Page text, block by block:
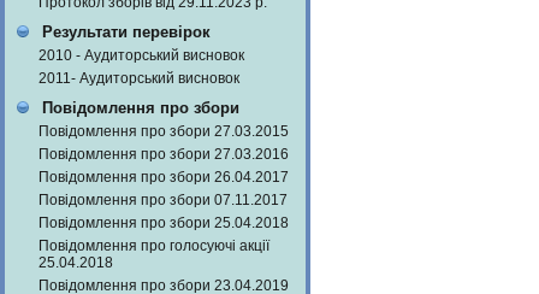
Результати перевірок
2010 - Аудиторський висновок
2011- Аудиторський висновок
Повідомлення про збори
Повідомлення про збори 27.03.2015
Повідомлення про збори 27.03.2016
Повідомлення про збори 26.04.2017
Повідомлення про збори 07.11.2017
Повідомлення про збори 25.04.2018
Повідомлення про голосуючі акції
25.04.2018
Повідомлення про збори 23.04.2019